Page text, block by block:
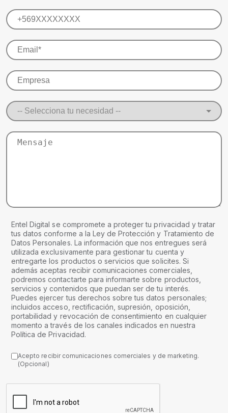
Entel Digital se compromete a proteger tu privacidad y tratar
tus datos conforme a la Ley de Protección y Tratamiento de
Datos Personales. La información que nos entregues será
utilizada exclusivamente para gestionar tu cuenta y
entregarte los productos o servicios que solicites. Si
además aceptas recibir comunicaciones comerciales,
podremos contactarte para informarte sobre productos,
servicios y contenidos que puedan ser de tu interés.
Puedes ejercer tus derechos sobre tus datos personales;
incluidos acceso, rectificación, supresión, oposición,
portabilidad y revocación de consentimiento en cualquier
momento a través de los canales indicados en nuestra
Política de Privacidad.
Acepto recibir comunicaciones comerciales y de marketing.
(Opcional)